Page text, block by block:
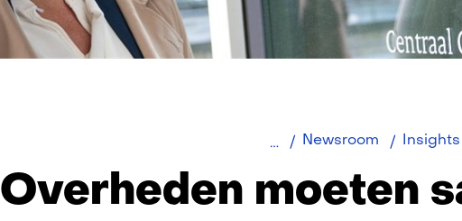
Newsroom Insights
Overheden moeten